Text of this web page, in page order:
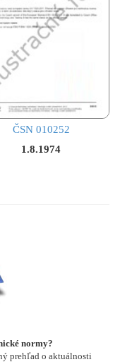
ČSN 010252
1.8.1974
normy?
prehľad o aktuálnosti